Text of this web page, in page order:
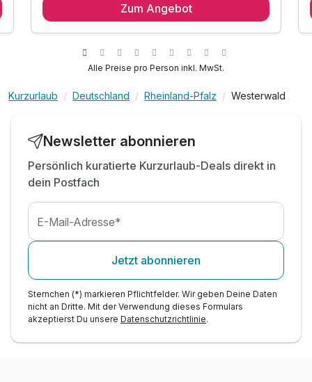
1 x reichhaltiges Frühstück vom Buffet
inkl. WLAN-Nutzung
Nutzung unseres Saunabereichs
Zum Angebot
Alle Preise pro Person inkl. MwSt.
Kurzurlaub Deutschland Rheinland-Pfalz Westerwald
Newsletter abonnieren
Persönlich kuratierte Kurzurlaub-Deals direkt in
dein Postfach
E-Mail-Adresse*
Jetzt abonnieren
Sternchen (*) markieren Pflichtfelder. Wir geben Deine Daten
nicht an Dritte. Mit der Verwendung dieses Formulars
akzeptierst Du unsere Datenschutzrichtlinie.